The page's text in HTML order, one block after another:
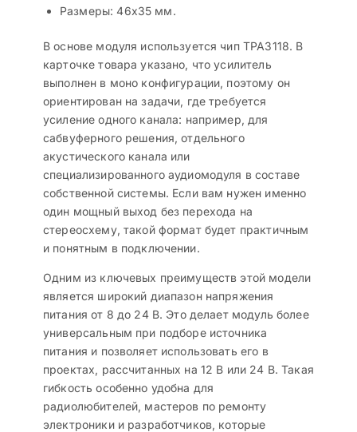
Размеры: 46х35 мм.
В основе модуля используется чип TPA3118. В
карточке товара указано, что усилитель
выполнен в моно конфигурации, поэтому он
ориентирован на задачи, где требуется
усиление одного канала: например, для
сабвуферного решения, отдельного
акустического канала или
специализированного аудиомодуля в составе
собственной системы. Если вам нужен именно
один мощный выход без перехода на
стереосхему, такой формат будет практичным
и понятным в подключении.
Одним из ключевых преимуществ этой модели
является широкий диапазон напряжения
питания от 8 до 24 В. Это делает модуль более
универсальным при подборе источника
питания и позволяет использовать его в
проектах, рассчитанных на 12 В или 24 В. Такая
гибкость особенно удобна для
радиолюбителей, мастеров по ремонту
электроники и разработчиков, которые